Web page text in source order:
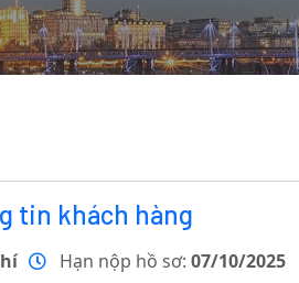
tin khách hàng
Hạn nộp hồ sơ: 07/10/2025